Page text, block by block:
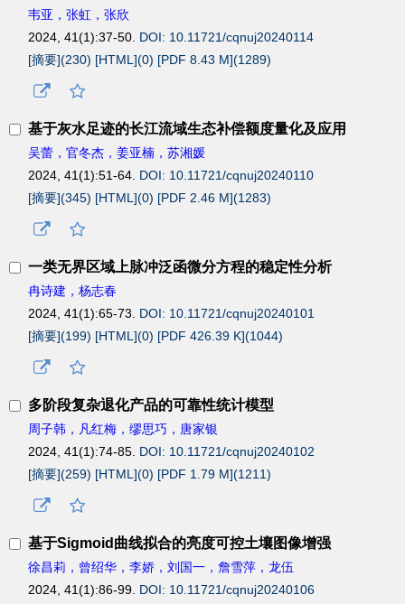
韦亚，张虹，张欣
2024, 41(1):37-50. DOI: 10.11721/cqnuj20240114
[摘要](230) [HTML](0) [PDF 8.43 M](1289)
基于灰水足迹的长江流域生态补偿额度量化及应用
吴蕾，官冬杰，姜亚楠，苏湘媛
2024, 41(1):51-64. DOI: 10.11721/cqnuj20240110
[摘要](345) [HTML](0) [PDF 2.46 M](1283)
一类无界区域上脉冲泛函微分方程的稳定性分析
冉诗建，杨志春
2024, 41(1):65-73. DOI: 10.11721/cqnuj20240101
[摘要](199) [HTML](0) [PDF 426.39 K](1044)
多阶段复杂退化产品的可靠性统计模型
周子韩，凡红梅，缪思巧，唐家银
2024, 41(1):74-85. DOI: 10.11721/cqnuj20240102
[摘要](259) [HTML](0) [PDF 1.79 M](1211)
基于Sigmoid曲线拟合的亮度可控土壤图像增强
徐昌莉，曾绍华，李娇，刘国一，詹雪萍，龙伍
2024, 41(1):86-99. DOI: 10.11721/cqnuj20240106